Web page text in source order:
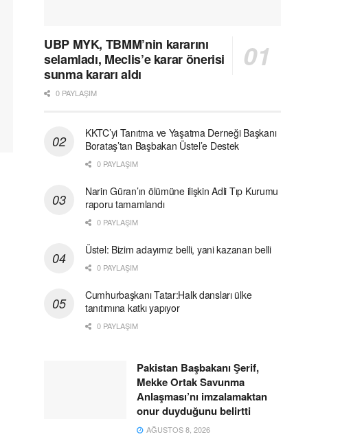
UBP MYK, TBMM’nin kararını
selamladı, Meclis’e karar önerisi
sunma kararı aldı
0 PAYLAŞIM
KKTC’yi Tanıtma ve Yaşatma Derneği Başkanı
Borataş’tan Başbakan Üstel’e Destek
0 PAYLAŞIM
Narin Güran’ın ölümüne ilişkin Adli Tıp Kurumu
raporu tamamlandı
0 PAYLAŞIM
Üstel: Bizim adayımız belli, yani kazanan belli
0 PAYLAŞIM
Cumhurbaşkanı Tatar:Halk dansları ülke
tanıtımına katkı yapıyor
0 PAYLAŞIM
Pakistan Başbakanı Şerif,
Mekke Ortak Savunma
Anlaşması’nı imzalamaktan
onur duyduğunu belirtti
AĞUSTOS 8, 2026